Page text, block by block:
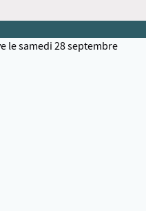
le samedi 28 septembre